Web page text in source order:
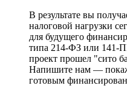
В результате вы
налоговой нагрузки
для будущего
типа 214-ФЗ или 141-
проект прошел "сито
Напишите нам —
готовым